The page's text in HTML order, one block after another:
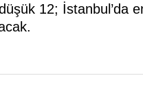
12; İstanbul’da